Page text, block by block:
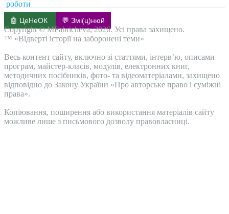
🤖 ЦеНеОК 💬 Змі(ц)нюй
Copyright © MFabricheva, 2026. Усі права захищено.
™ «Відверті історії на заборонені теми»
Весь контент сайту, включно зі статтями, інтерв’ю, описами
програм, майстер-класів, модулів, електронних книг,
методичних посібників, фото- та відеоматеріалами, захищено
відповідно до Закону України «Про авторське право і суміжні
права».
Копіювання, поширення або використання матеріалів сайту
можливе лише з письмового дозволу правовласниці.